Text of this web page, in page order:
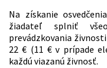
Na získanie
žiadateľ splniť
prevádzkovania
22 € (11 € v prípade
každú viazanú živnosť.